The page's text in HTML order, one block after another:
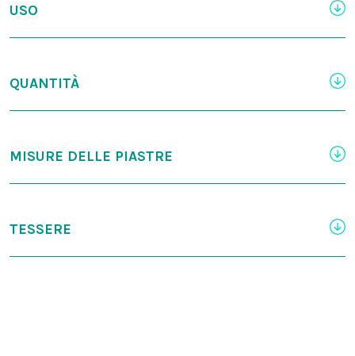
USO
QUANTITÀ
MISURE DELLE PIASTRE
TESSERE